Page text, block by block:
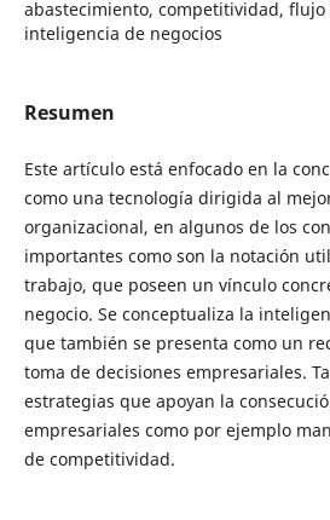
abastecimiento, competitividad, flujo
inteligencia de negocios
Resumen
Este artículo está enfocado en la
como una tecnología dirigida al
organizacional, en algunos de los
importantes como son la notación
trabajo, que poseen un vínculo
negocio. Se conceptualiza la
que también se presenta como un
toma de decisiones empresariales.
estrategias que apoyan la
empresariales como por ejemplo
de competitividad.